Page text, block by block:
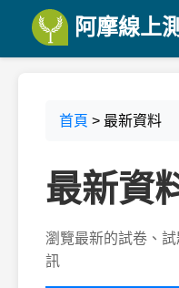
阿摩線上
首頁 > 最新資料
最新資
瀏覽最新的試卷、
訊